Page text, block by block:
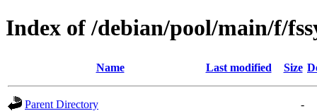
Index of /debian/pool/main/f/
Name Last modified Size
Parent Directory
-